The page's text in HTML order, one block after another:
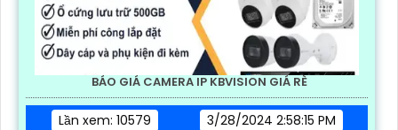
BÁO GIÁ CAMERA IP KBVISION GIÁ RÈ
Lần xem: 10579
3/28/2024 2:58:15 PM